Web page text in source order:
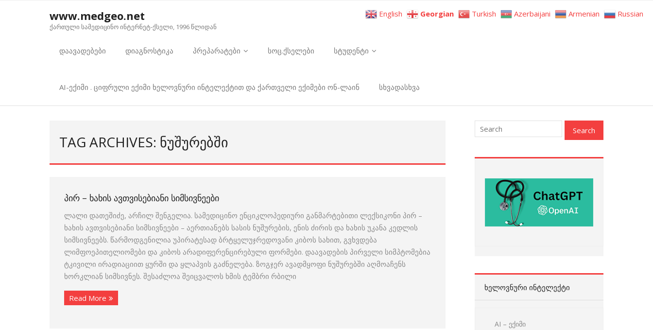
www.medgeo.net
ქართული სამედიცინო ინტერნეტ-ქსელი, 1996 წლიდან
დაავადებები დიაგნოსტიკა პრეპარატები სოც.ქსელები სტუდენტი
AI-ექიმი . ციფრული ექიმი ხელოვნური ინტელექტით და ქართველი ექიმები ონ-ლაინ სხვადასხვა
TAG ARCHIVES: ᲜᲣᲨᲣᲠᲔᲑᲨᲘ
ᲞᲘᲠ – ᲮᲐᲮᲘᲡ ᲐᲕᲗᲕᲘᲡᲔᲑᲘᲐᲜᲘ ᲡᲘᲛᲡᲘᲕᲜᲔᲔᲑᲘ
ლალი დათეშიძე, არჩილ შენგელია. სამედიცინო ენციკლოპედიური განმარტებითი ლექსიკონი პირ –
ხახის ავთვისებიანი სიმსივნეები – აერთიანებს სასის ნუშურების, ენის ძირის და ხახის უკანა კედლის
სიმსივნეებს. წარმოდგენილია უპირატესად ბრტყელუჯრედოვანი კიბოს სახით, გვხვდება
ლიმფოეპითელიომები და კიბოს არადიფერენცირებული ფორმები. დაავადების პირველი სიმპტომებია
ტკივილი ირადიაციით ყურში და ყლაპვის გაძნელება. ზოგჯერ ავადმყოფი ნუშურებში აღმოაჩენს
ხორკლიან სიმსივნეს. შესაძლოა შეიცვალოს ხმის ტემბრი რბილი
Read More
ᲮᲔᲚᲝᲕᲜᲣᲠᲘ ᲘᲜᲢᲔᲚᲔᲥᲢᲘ
AI – ექიმი
English Georgian Turkish Azerbaijani Armenian Russian